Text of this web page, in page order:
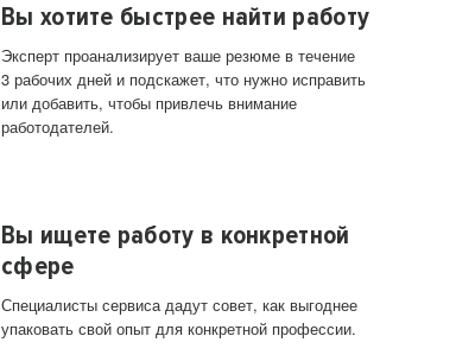
Вы хотите быстрее найти работу
Эксперт проанализирует ваше резюме в течение
3 рабочих дней и подскажет, что нужно исправить
или добавить, чтобы привлечь внимание
работодателей.
Вы ищете работу в конкретной
сфере
Специалисты сервиса дадут совет, как выгоднее
упаковать свой опыт для конкретной профессии.